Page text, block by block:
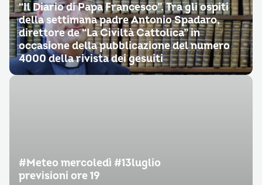
“Il Diario di Papa Francesco”. Tra gli ospiti
della settimana padre Antonio Spadaro,
direttore de “La Civiltà Cattolica” in
occasione della pubblicazione del numero
4000 della rivista dei gesuiti
#Meteo mercoledì #13luglio
previsioni ore 19